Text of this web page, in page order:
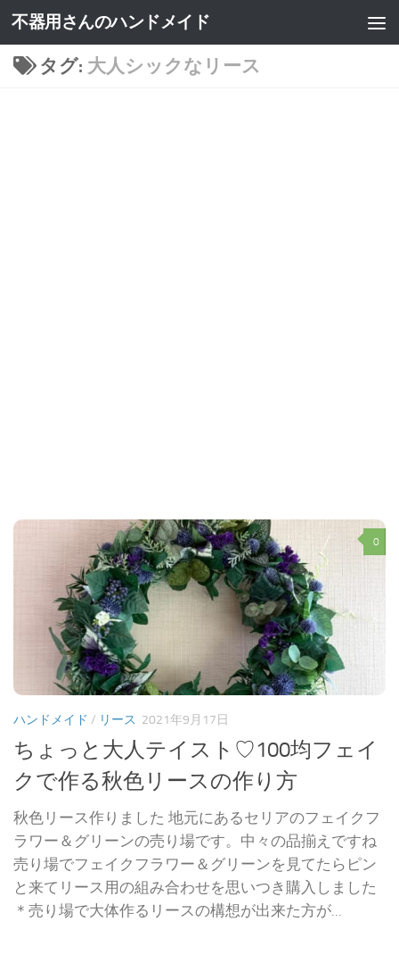
不器用さんのハンドメイド
タグ: 大人シックなリース
0
ハンドメイド / リース 2021年9月17日
ちょっと大人テイスト♡100均フェイ
クで作る秋色リースの作り方
秋色リース作りました 地元にあるセリアのフェイクフ
ラワー＆グリーンの売り場です。中々の品揃えですね
売り場でフェイクフラワー＆グリーンを見てたらピン
と来てリース用の組み合わせを思いつき購入しました
＊売り場で大体作るリースの構想が出来た方が...